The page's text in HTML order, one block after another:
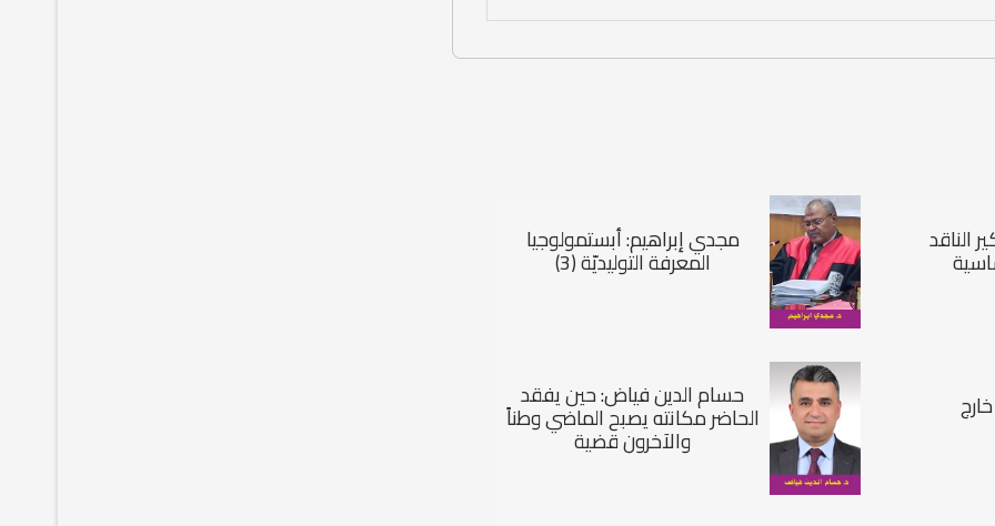
الناقد مجدي إبراهيم: أبستمولوجيا
المعرفة التوليديّة (3)
حسام الدين فياض: حين يفقد
الحاضر مكانته يصبح الماضي وطناً
والآخرون قضية